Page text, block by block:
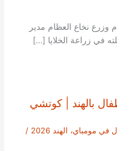
وزرع نخاع العظام مدير
بالهند | كوتشي
مومباي، الهند 2026
/